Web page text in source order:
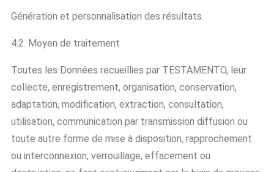
Génération et personnalisation des résultats.
4.2. Moyen de traitement
Toutes les Données recueillies par TESTAMENTO, leur
collecte, enregistrement, organisation, conservation,
adaptation, modification, extraction, consultation,
utilisation, communication par transmission diffusion ou
toute autre forme de mise à disposition, rapprochement
ou interconnexion, verrouillage, effacement ou